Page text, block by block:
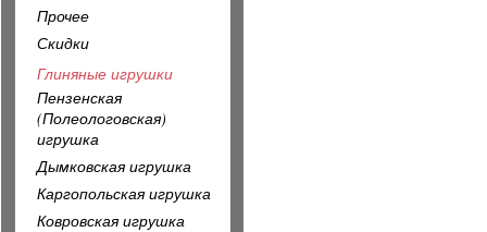
Прочее
Скидки
Глиняные игрушки
Пензенская
(Полеологовская)
игрушка
Дымковская игрушка
Каргопольская игрушка
Ковровская игрушка